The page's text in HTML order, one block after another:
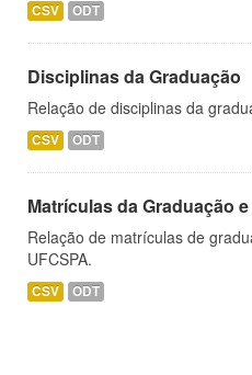
CSV ODT
Disciplinas da Graduação
Relação de disciplinas da
CSV ODT
Matrículas da Graduação
Relação de matrículas de
UFCSPA.
CSV ODT